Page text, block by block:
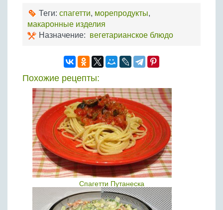
Теги: спагетти, морепродукты,
макаронные изделия
Назначение: вегетарианское блюдо
Похожие рецепты:
Спагетти Путанеска